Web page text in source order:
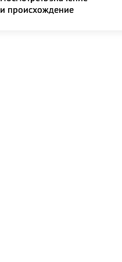
и происхождение